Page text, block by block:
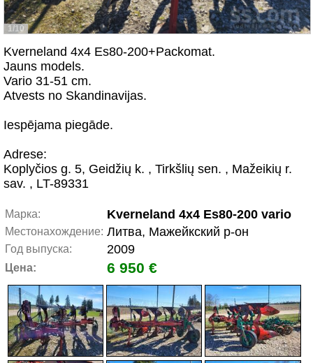
1/10
Kverneland 4x4 Es80-200+Packomat.
Jauns models.
Vario 31-51 cm.
Atvests no Skandinavijas.
Iespējama piegāde.
Adrese:
Koplyčios g. 5, Geidžių k. , Tirkšlių sen. , Mažeikių r.
sav. , LT-89331
Марка: Kverneland 4x4 Es80-200 vario
Местонахождение: Литва, Мажейкский р-он
Год выпуска: 2009
Цена: 6 950 €